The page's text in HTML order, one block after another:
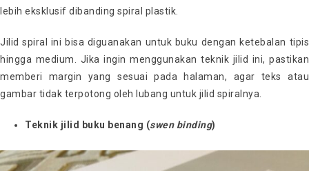
lebih eksklusif dibanding spiral plastik.
Jilid spiral ini bisa diguanakan untuk buku dengan ketebalan tipis
hingga medium. Jika ingin menggunakan teknik jilid ini, pastikan
memberi margin yang sesuai pada halaman, agar teks atau
gambar tidak terpotong oleh lubang untuk jilid spiralnya.
Teknik jilid buku benang (swen binding)